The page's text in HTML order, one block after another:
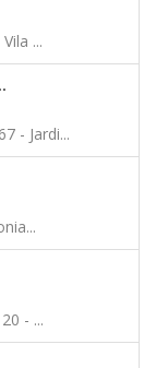
...
- Jardi...
- ...